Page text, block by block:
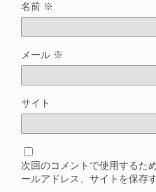
名前 ※
メール ※
サイト
次回のコメントで使用するた
ールアドレス、サイトを保存す